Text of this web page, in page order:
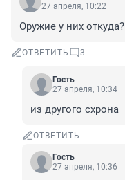
27 апреля, 10:22
Оружие у них откуда?
ОТВЕТИТЬ 3
Гость
27 апреля, 10:34
из другого схрона
ОТВЕТИТЬ
Гость
27 апреля, 10:36